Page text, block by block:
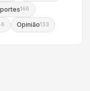
166
Opinião133